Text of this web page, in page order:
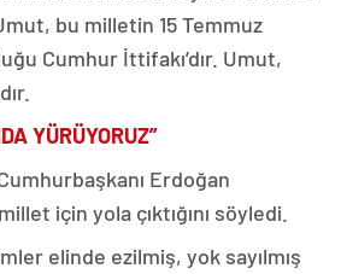
bu milletin 15 Temmuz
Cumhur İttifakı’dır. Umut,
YÜRÜYORUZ”
Erdoğan
için yola çıktığını söyledi.
elinde ezilmiş, yok sayılmış